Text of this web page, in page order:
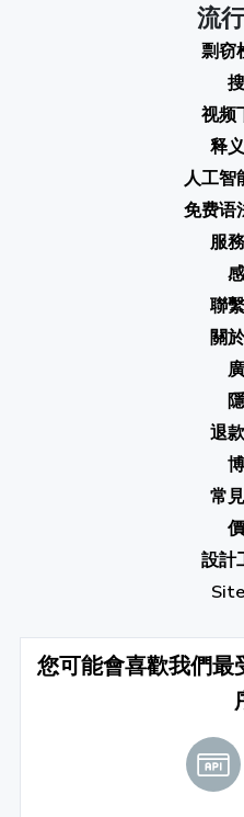
流
剽窃
视频
释
人工智
免费语
服
聯
關
退
常
設計
您可能會喜歡我們最